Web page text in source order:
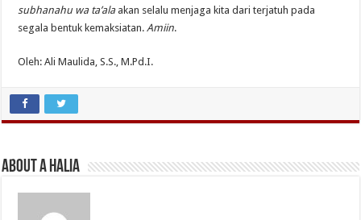
subhanahu wa ta’ala akan selalu menjaga kita dari terjatuh pada
segala bentuk kemaksiatan.Amiin.
Oleh: Ali Maulida, S.S., M.Pd.I.
About A Halia